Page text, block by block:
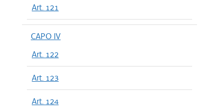
Art. 121
CAPO IV
Art. 122
Art. 123
Art. 124